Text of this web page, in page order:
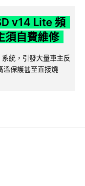
v14 Lite 頻
須自費維修
統，引發大量車主反
溫保護甚至直接燒